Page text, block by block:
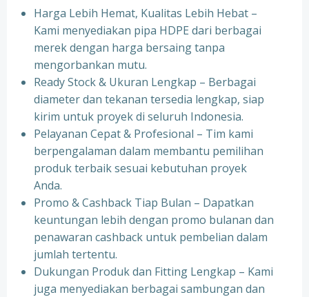
Harga Lebih Hemat, Kualitas Lebih Hebat –
Kami menyediakan pipa HDPE dari berbagai
merek dengan harga bersaing tanpa
mengorbankan mutu.
Ready Stock & Ukuran Lengkap – Berbagai
diameter dan tekanan tersedia lengkap, siap
kirim untuk proyek di seluruh Indonesia.
Pelayanan Cepat & Profesional – Tim kami
berpengalaman dalam membantu pemilihan
produk terbaik sesuai kebutuhan proyek
Anda.
Promo & Cashback Tiap Bulan – Dapatkan
keuntungan lebih dengan promo bulanan dan
penawaran cashback untuk pembelian dalam
jumlah tertentu.
Dukungan Produk dan Fitting Lengkap – Kami
juga menyediakan berbagai sambungan dan